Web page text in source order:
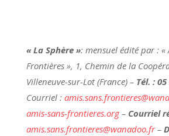
« La Sphère »: mensuel édité par : «
Frontières », 1, Chemin de la
Villeneuve-sur-Lot (France) – Tél. :
Courriel :
amis-sans-frontieres.org– Courriel
amis.sans.frontieres@wanadoo.fr–